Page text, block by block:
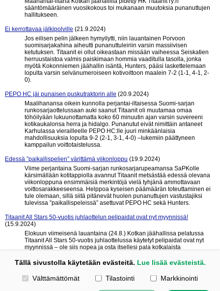
sääntömääräinen vuosikokous toi mukanaan muutoksia punanuttujen
hallitukseen.
Ei kerrottavaa jälkipolville (21.9.2024)
Jos eilisen pelin jälkeen hymyilytti, niin lauantainen Porvoon
suomisarjakahina aiheutti punanuttuleiriin varsin massiivisen
ketutuksen. Titaanit ei ollut oikeastaan missään vaiheessa Seiskatien
herruustaistoa valmis paiskimaan hommia vaaditulla tasolla, jonka
myötä Kokonniemen jäähallin isäntä, Hunters, pääsi laskettelemaan
lopulta varsin selvänumeroiseen kotivoittoon maalein 7-2 (1-1, 4-1, 2-
0).
PEPO HC jäi punaisen puskutraktorin alle (20.9.2024)
Maalihanansa oikein kunnolla perjantai-iltaisessa Suomi-sarjan
runkosarjaottelussaan auki saanut Titaanit oli muutamaa omaa
töhöilyään lukuunottamatta koko 60 minuutin ajan varsin suvereeni
kotikaukalonsa herra ja hidalgo. Punanutut eivät nimittäin antaneet
Karhulassa vierailleelle PEPO HC:lle juuri minkäänlaisia
mahdollisuuksia lopulta 9-2 (2-1, 3-1, 4-0) –lukemiin päättyneen
kamppailun voittotaistelussa.
Edessä ”paikallispelien” värittämä viikonloppu (19.9.2024)
Viime perjantaina Suomi-sarjan runkosarjarupeamansa SaPKolle
kärsimällään kotitappiolla avannut Titaanit metsästää edessä olevana
viikonloppuna ensimmäisiä merkintöjä vielä tyhjänä ammottavaan
voittosarakkeeseensa. Helppoa kyseisen päämäärän toteuttaminen ei
tule olemaan, sillä siitä pitänevät huolen punanuttujen vastustajiksi
tulevissa ”paikallispeleissä” asettuvat PEPO HC sekä Hunters.
Titaanit All Stars 50-vuotis juhlaottelun pelipaidat ovat nyt myynnissä!
(15.9.2024)
Elokuun viimeisenä lauantaina (24.8.) Kotkan jäähallissa pelatussa
Titaanit All Stars 50-vuotis juhlaottelussa käytetyt pelipaidat ovat nyt
myynnissä – ole siis nopea ja osta itsellesi pala kotkalaista
seuraavat 10 »
Tällä sivustolla käytetään evästeitä. Lue lisää evästeistä.
Valitse käytettävät evästeet
Välttämättömät Tilastointi Markkinointi